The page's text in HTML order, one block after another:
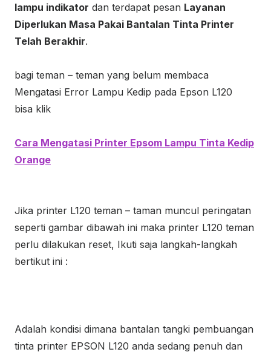
lampu indikator dan terdapat pesan Layanan
Diperlukan Masa Pakai Bantalan Tinta Printer
Telah Berakhir.
bagi teman – teman yang belum membaca
Mengatasi Error Lampu Kedip pada Epson L120
bisa klik
Cara Mengatasi Printer Epsom Lampu Tinta Kedip
Orange
Jika printer L120 teman – taman muncul peringatan
seperti gambar dibawah ini maka printer L120 teman
perlu dilakukan reset, Ikuti saja langkah-langkah
bertikut ini :
Adalah kondisi dimana bantalan tangki pembuangan
tinta printer EPSON L120 anda sedang penuh dan